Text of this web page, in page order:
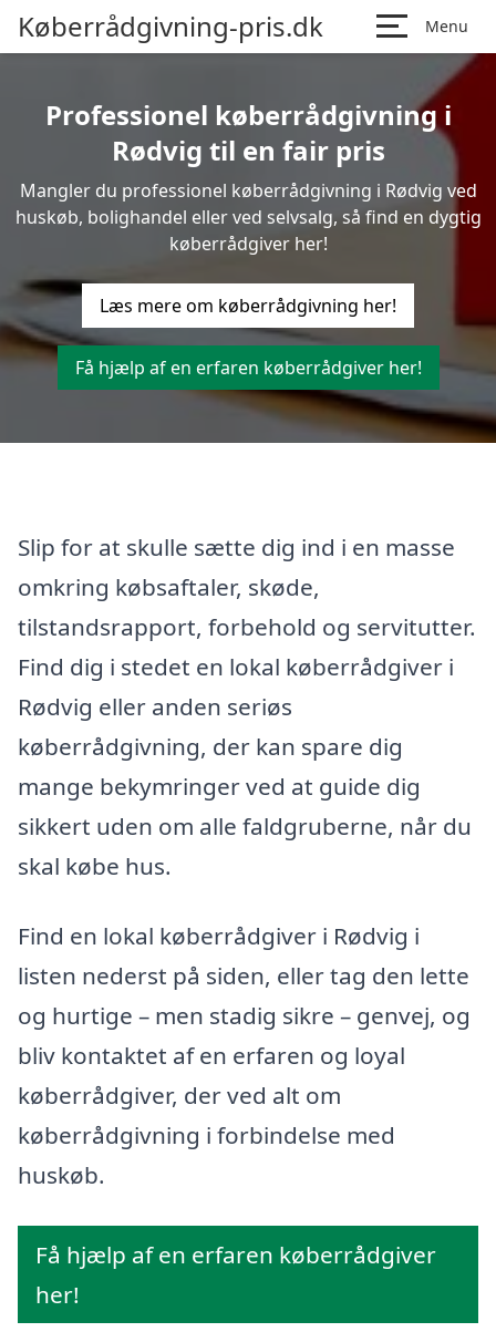
Køberrådgivning-pris.dk Menu
Professionel køberrådgivning i
Rødvig til en fair pris
Mangler du professionel køberrådgivning i Rødvig ved
huskøb, bolighandel eller ved selvsalg, så find en dygtig
køberrådgiver her!
Læs mere om køberrådgivning her!
Få hjælp af en erfaren køberrådgiver her!
Slip for at skulle sætte dig ind i en masse
omkring købsaftaler, skøde,
tilstandsrapport, forbehold og servitutter.
Find dig i stedet en lokal køberrådgiver i
Rødvig eller anden seriøs
køberrådgivning, der kan spare dig
mange bekymringer ved at guide dig
sikkert uden om alle faldgruberne, når du
skal købe hus.
Find en lokal køberrådgiver i Rødvig i
listen nederst på siden, eller tag den lette
og hurtige – men stadig sikre – genvej, og
bliv kontaktet af en erfaren og loyal
køberrådgiver, der ved alt om
køberrådgivning i forbindelse med
huskøb.
Få hjælp af en erfaren køberrådgiver
her!